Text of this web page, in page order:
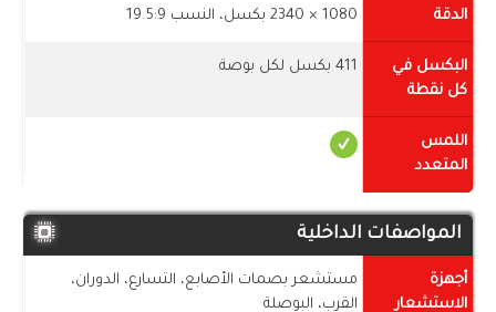
الدقة 1080 × 2340 بكسل، النسب 19.5:9
البكسل في
كل نقطة
411 بكسل لكل بوصة
اللمس
المتعدد
المواصفات الداخلية
أجهزة
الاستشعار
مستشعر بصمات الأصابع، التسارع، الدوران،
القرب، البوصلة